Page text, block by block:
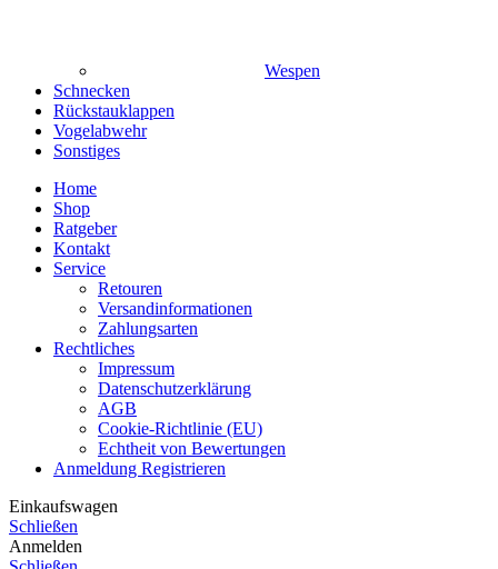
Wespen
Schnecken
Rückstauklappen
Vogelabwehr
Sonstiges
Home
Shop
Ratgeber
Kontakt
Service
Retouren
Versandinformationen
Zahlungsarten
Rechtliches
Impressum
Datenschutzerklärung
AGB
Cookie-Richtlinie (EU)
Echtheit von Bewertungen
Anmeldung Registrieren
Einkaufswagen
Schließen
Anmelden